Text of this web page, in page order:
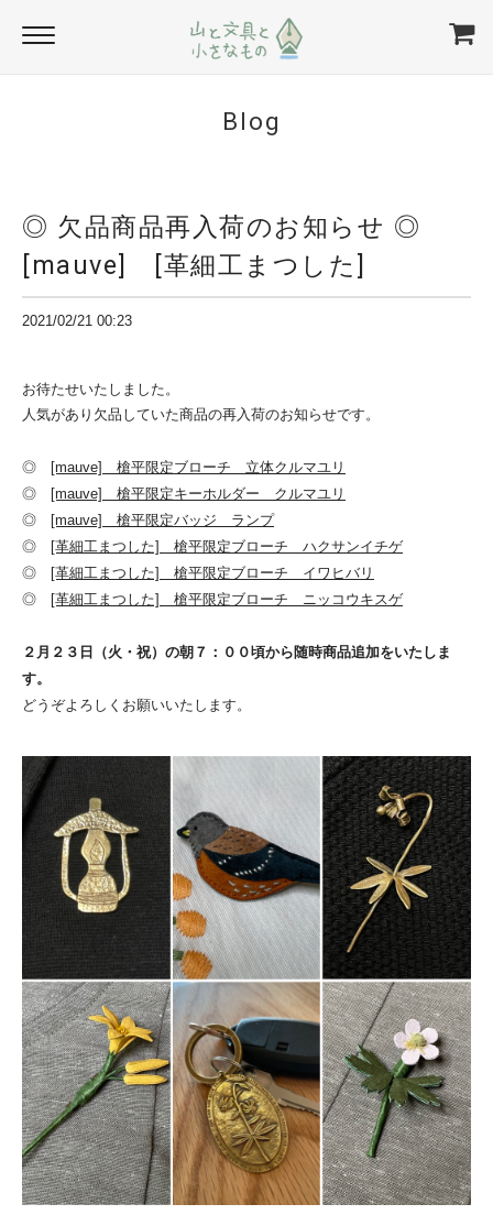
Blog
◎ 欠品商品再入荷のお知らせ ◎
[mauve] [革細工まつした]
2021/02/21 00:23
お待たせいたしました。
人気があり欠品していた商品の再入荷のお知らせです。
◎
[mauve] 槍平限定ブローチ 立体クルマユリ
◎
[mauve] 槍平限定キーホルダー クルマユリ
◎
[mauve] 槍平限定バッジ ランプ
◎
[革細工まつした] 槍平限定ブローチ ハクサンイチゲ
◎
[革細工まつした] 槍平限定ブローチ イワヒバリ
◎
[革細工まつした] 槍平限定ブローチ ニッコウキスゲ
２月２３日（火・祝）の朝７：００頃から随時商品追加をいたしま
す。
どうぞよろしくお願いいたします。